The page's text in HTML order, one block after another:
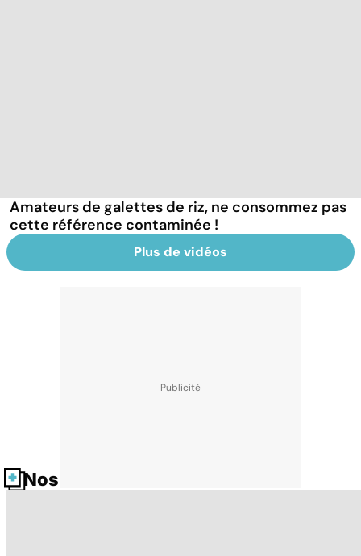
Amateurs de galettes de riz, ne consommez pas
cette référence contaminée !
Plus de vidéos
Nos fiches santé